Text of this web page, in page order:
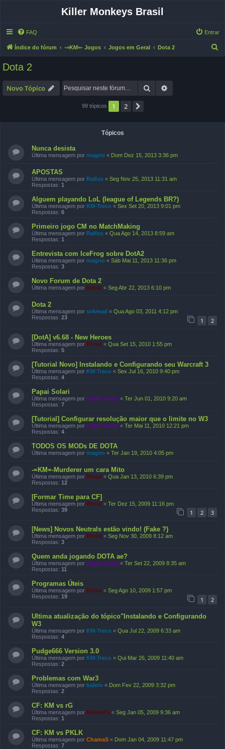
Killer Monkeys Brasil
FAQ Entrar
Índice do fórum -=KM=- Jogos Jogos em Geral Dota 2
Dota 2
Novo Tópico Pesquisar
99 tópicos 1 2
Tópicos
Nunca desista
Última mensagem por magno « Dom Dez 15, 2013 3:36 pm
APOSTAS
Última mensagem por Ralfus « Seg Nov 25, 2013 11:31 am
Respostas: 1
Alguem playando LoL (league of Legends BR?)
Última mensagem por KM-Treco « Sex Set 20, 2013 9:01 pm
Respostas: 6
Primeiro jogo CM no MatchMaking
Última mensagem por Ralfus « Qua Ago 14, 2013 8:59 am
Respostas: 1
Entrevista com IceFrog sobre DotA2
Última mensagem por magno « Sáb Mai 11, 2013 11:36 pm
Respostas: 3
Novo Forum de Dota 2
Última mensagem por Riroxi « Seg Abr 22, 2013 6:10 pm
Dota 2
Última mensagem por snkmad « Qua Ago 03, 2011 4:12 pm
Respostas: 23 1 2
[DotA] v6.68 - New Heroes
Última mensagem por Riroxi « Qua Set 15, 2010 1:55 pm
Respostas: 5
[Tutorial Novo] Instalando e Configurando seu Warcraft 3
Última mensagem por KM-Treco « Sex Jul 16, 2010 9:40 pm
Respostas: 4
Papai Solari
Última mensagem por Giglio Away « Ter Jun 01, 2010 9:20 am
Respostas: 7
[Tutorial] Configurar resolução maior que o limite no W3
Última mensagem por Giglio Away « Ter Mai 11, 2010 12:21 pm
Respostas: 4
TODOS OS MODs DE DOTA
Última mensagem por magno « Ter Jan 19, 2010 4:05 pm
-=KM=-Murderer um cara Mito
Última mensagem por Riroxi « Qua Jan 13, 2010 6:39 pm
Respostas: 12
[Formar Time para CF]
Última mensagem por Riroxi « Ter Dez 15, 2009 11:16 pm
Respostas: 39 1 2 3
[News] Novos Neutrals estão vindo! (Fake ?)
Última mensagem por Riroxi « Seg Nov 30, 2009 8:12 am
Respostas: 3
Quem anda jogando DOTA ae?
Última mensagem por Giglio Away « Ter Set 22, 2009 8:35 am
Respostas: 11
Programas Úteis
Última mensagem por Riroxi « Seg Ago 10, 2009 1:57 pm
Respostas: 19 1 2
Ultima atualização do tópico"Instalando e Configurando
W3
Última mensagem por KM-Treco « Qua Jul 22, 2009 6:33 am
Respostas: 4
Pudge666 Version 3.0
Última mensagem por KM-Treco « Qui Mar 26, 2009 11:40 am
Respostas: 2
Problemas com War3
Última mensagem por balero « Dom Fev 22, 2009 3:32 pm
Respostas: 2
CF: KM vs rG
Última mensagem por ReiserFS « Seg Jan 05, 2009 9:36 am
Respostas: 1
CF: KM vs PKLK
Última mensagem por ChamaS « Dom Jan 04, 2009 11:47 pm
Respostas: 7